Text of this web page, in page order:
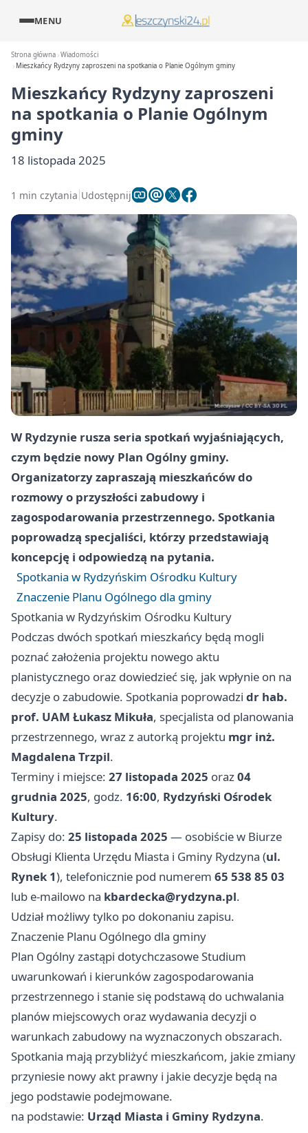
MENU
Strona główna Wiadomości
Mieszkańcy Rydzyny zaproszeni na spotkania o Planie Ogólnym gminy
Mieszkańcy Rydzyny zaproszeni
na spotkania o Planie Ogólnym
gminy
18 listopada 2025
1 min czytania Udostępnij
W Rydzynie rusza seria spotkań wyjaśniających,
czym będzie nowy Plan Ogólny gminy.
Organizatorzy zapraszają mieszkańców do
rozmowy o przyszłości zabudowy i
zagospodarowania przestrzennego. Spotkania
poprowadzą specjaliści, którzy przedstawiają
koncepcję i odpowiedzą na pytania.
Spotkania w Rydzyńskim Ośrodku Kultury
Znaczenie Planu Ogólnego dla gminy
Spotkania w Rydzyńskim Ośrodku Kultury
Podczas dwóch spotkań mieszkańcy będą mogli
poznać założenia projektu nowego aktu
planistycznego oraz dowiedzieć się, jak wpłynie on na
decyzje o zabudowie. Spotkania poprowadzi dr hab.
prof. UAM Łukasz Mikuła, specjalista od planowania
przestrzennego, wraz z autorką projektu mgr inż.
Magdalena Trzpil.
Terminy i miejsce: 27 listopada 2025 oraz04
grudnia 2025, godz. 16:00, Rydzyński Ośrodek
Kultury.
Zapisy do: 25 listopada 2025 — osobiście w Biurze
Obsługi Klienta Urzędu Miasta i Gminy Rydzyna (ul.
Rynek 1), telefonicznie pod numerem 65 538 85 03
lub e‑mailowo na kbardecka@rydzyna.pl.
Udział możliwy tylko po dokonaniu zapisu.
Znaczenie Planu Ogólnego dla gminy
Plan Ogólny zastąpi dotychczasowe Studium
uwarunkowań i kierunków zagospodarowania
przestrzennego i stanie się podstawą do uchwalania
planów miejscowych oraz wydawania decyzji o
warunkach zabudowy na wyznaczonych obszarach.
Spotkania mają przybliżyć mieszkańcom, jakie zmiany
przyniesie nowy akt prawny i jakie decyzje będą na
jego podstawie podejmowane.
na podstawie: Urząd Miasta i Gminy Rydzyna.